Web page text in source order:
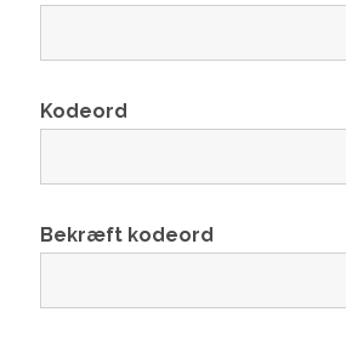
Kodeord
Bekræft kodeord